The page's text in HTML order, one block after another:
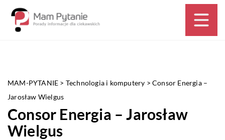
MAM-PYTANIE > Technologia i komputery >Consor Energia –
Jarosław Wielgus
Consor Energia – Jarosław
Wielgus